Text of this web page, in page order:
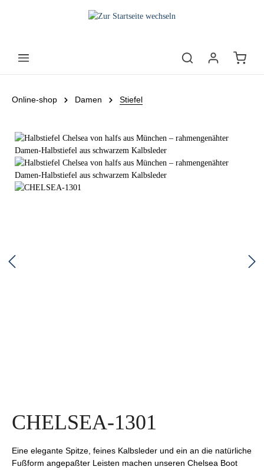
Online-shop Damen Stiefel
CHELSEA-1301
Eine elegante Spitze, feines Kalbsleder und ein an die natürliche
Fußform angepaßter Leisten machen unseren Chelsea Boot